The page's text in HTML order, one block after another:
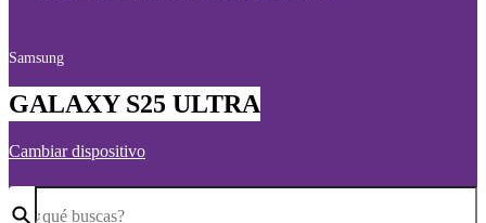
Samsung
GALAXY S25 ULTRA
Cambiar dispositivo
¿qué buscas?